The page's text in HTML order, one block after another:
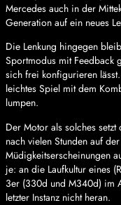
Mercedes auch in der
Generation auf ein neues
Die Lenkung hingegen
Sportmodus mit Feedback
sich frei konfigurieren
leichtes Spiel mit dem
lumpen.
Der Motor als solches
nach vielen Stunden auf
Müdigkeitserscheinungen
je: an die Laufkultur eines
3er (330d und M340d) im
letzter Instanz nicht heran.